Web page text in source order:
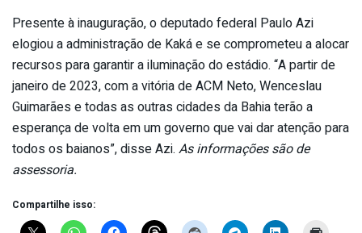
Presente à inauguração, o deputado federal Paulo Azi
elogiou a administração de Kaká e se comprometeu a alocar
recursos para garantir a iluminação do estádio. “A partir de
janeiro de 2023, com a vitória de ACM Neto, Wenceslau
Guimarães e todas as outras cidades da Bahia terão a
esperança de volta em um governo que vai dar atenção para
todos os baianos”, disse Azi. As informações são de
assessoria.
Compartilhe isso: